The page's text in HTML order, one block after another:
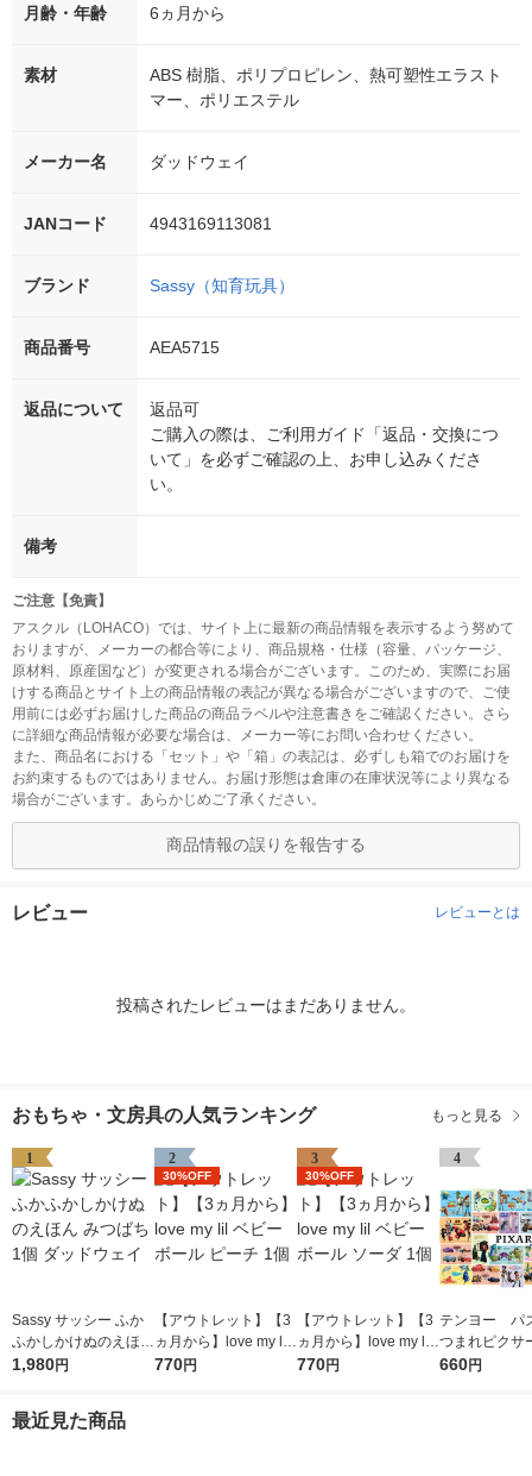
月齢・年齢 6ヵ月から
素材
ABS 樹脂、ポリプロピレン、熱可塑性エラスト
マー、ポリエステル
メーカー名 ダッドウェイ
JANコード 4943169113081
ブランド Sassy（知育玩具）
商品番号 AEA5715
返品について
返品可
ご購入の際は、ご利用ガイド「返品・交換につ
いて」を必ずご確認の上、お申し込みくださ
い。
備考
ご注意【免責】
アスクル（LOHACO）では、サイト上に最新の商品情報を表示するよう努めて
おりますが、メーカーの都合等により、商品規格・仕様（容量、パッケージ、
原材料、原産国など）が変更される場合がございます。このため、実際にお届
けする商品とサイト上の商品情報の表記が異なる場合がございますので、ご使
用前には必ずお届けした商品の商品ラベルや注意書きをご確認ください。さら
に詳細な商品情報が必要な場合は、メーカー等にお問い合わせください。
また、商品名における「セット」や「箱」の表記は、必ずしも箱でのお届けを
お約束するものではありません。お届け形態は倉庫の在庫状況等により異なる
場合がございます。あらかじめご了承ください。
商品情報の誤りを報告する
レビュー レビューとは
投稿されたレビューはまだありません。
おもちゃ・文房具の人気ランキング もっと見る
1
Sassy サッシー ふか
ふかしかけぬのえほん
みつばち 1個 ダッド
1,980円
2
30%OFF
【アウトレット】【3
ヵ月から】love my lil
ベビーボール ピーチ
770円
3
30%OFF
【アウトレット】【3
ヵ月から】love my lil
ベビーボール ソーダ
770円
4
テンヨー パ
つまれピクサ
またち！（デ
660円
最近見た商品